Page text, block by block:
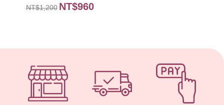
NT$1,200 NT$960